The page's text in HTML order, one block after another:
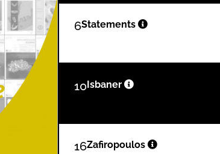
6Statements
10Isbaner
16Zafiropoulos